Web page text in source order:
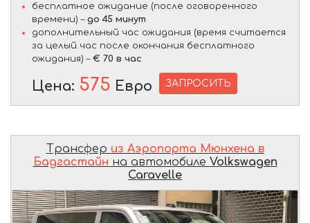
бесплатное ожидание (после оговоренного
времени) – до 45 минут
дополнительный час ожидания (время считается
за целый час после окончания бесплатного
ожидания) – € 70 в час
Цена: 575 Евро ЗАПРОСИТЬ
Трансфер из Аэропорта Мюнхена в
Бадгастайн на автомобиле Volkswagen
Caravelle